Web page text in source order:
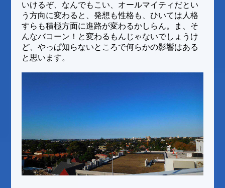
いけるぞ、なんでもこい、オールマイティだとい
う方向に変わると、発想も性格も、ひいては人格
すらも積極方面に進路が変わるかしらん。ま、そ
んなバコーン！と変わるもんじゃないでしょうけ
ど、やっぱ知らないところで何らかの影響はある
と思います。